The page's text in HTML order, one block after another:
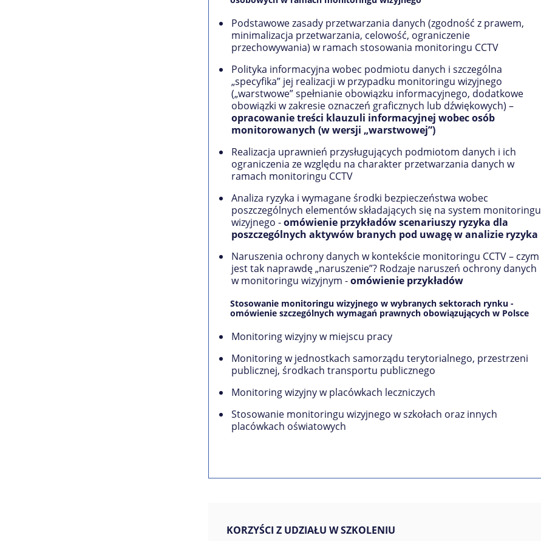
Podstawowe zasady przetwarzania danych (zgodność z prawem,
minimalizacja przetwarzania, celowość, ograniczenie
przechowywania) w ramach stosowania monitoringu CCTV
Polityka informacyjna wobec podmiotu danych i szczególna
„specyfika” jej realizacji w przypadku monitoringu wizyjnego
(„warstwowe” spełnianie obowiązku informacyjnego, dodatkowe
obowiązki w zakresie oznaczeń graficznych lub dźwiękowych) –
opracowanie treści klauzuli informacyjnej wobec osób
monitorowanych (w wersji „warstwowej”)
Realizacja uprawnień przysługujących podmiotom danych i ich
ograniczenia ze względu na charakter przetwarzania danych w
ramach monitoringu CCTV
Analiza ryzyka i wymagane środki bezpieczeństwa wobec
poszczególnych elementów składających się na system monitoringu
wizyjnego -omówienie przykładów scenariuszy ryzyka dla
poszczególnych aktywów branych pod uwagę w analizie ryzyka
Naruszenia ochrony danych w kontekście monitoringu CCTV – czym
jest tak naprawdę „naruszenie”? Rodzaje naruszeń ochrony danych
w monitoringu wizyjnym -omówienie przykładów
Stosowanie monitoringu wizyjnego w wybranych sektorach rynku -
omówienie szczególnych wymagań prawnych obowiązujących w Polsce
Monitoring wizyjny w miejscu pracy
Monitoring w jednostkach samorządu terytorialnego, przestrzeni
publicznej, środkach transportu publicznego
Monitoring wizyjny w placówkach leczniczych
Stosowanie monitoringu wizyjnego w szkołach oraz innych
placówkach oświatowych
KORZYŚCI Z UDZIAŁU W SZKOLENIU